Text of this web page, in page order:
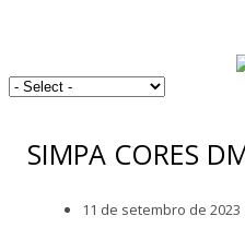
SIMPA CORES
11 de setembro de 2023